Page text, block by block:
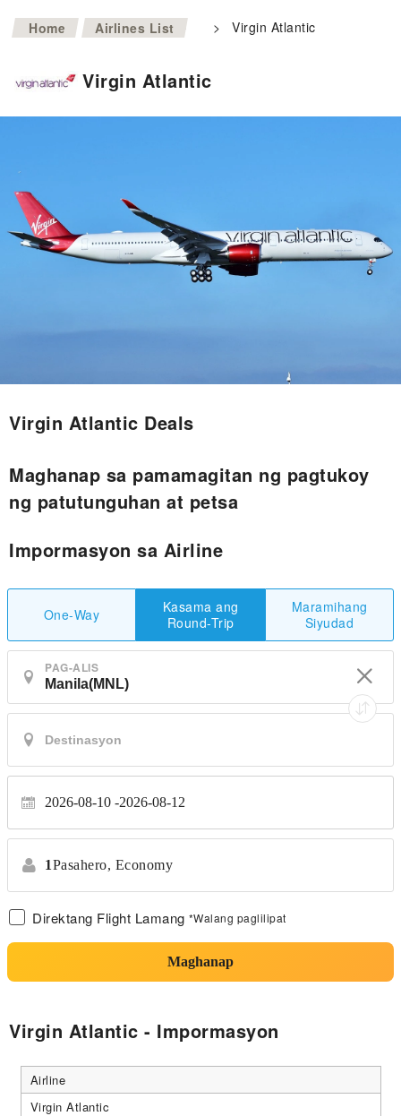
Home >
Airlines List > Virgin Atlantic
Virgin Atlantic
Virgin Atlantic Deals
Maghanap sa pamamagitan ng pagtukoy
ng patutunguhan at petsa
Impormasyon sa Airline
One-Way
Kasama ang
Round-Trip
Maramihang
Siyudad
PAG-ALIS
2026-08-10 2026-08-12
1Pasahero, Economy
Direktang Flight Lamang *Walang paglilipat
Maghanap
Virgin Atlantic - Impormasyon
Airline
Virgin Atlantic